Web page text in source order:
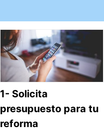
1- Solicita
presupuesto para tu
reforma